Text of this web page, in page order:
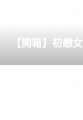
團
Rescute
【開箱】初戀